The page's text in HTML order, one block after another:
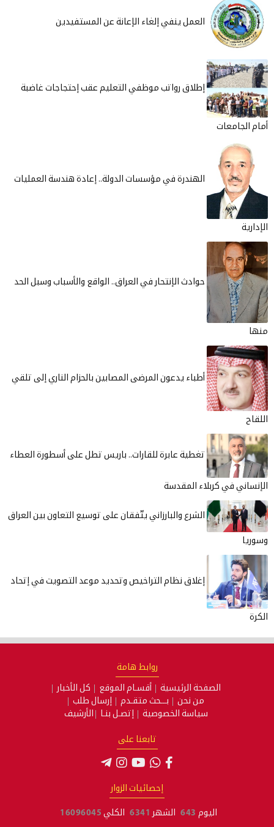
العمل ينفي إلغاء الإعانة عن المستفيدين
إطلاق رواتب موظفي التعليم عقب إحتجاجات غاضبة
أمام الجامعات
الهندرة في مؤسسات الدولة.. إعادة هندسة العمليات
الإدارية
حوادث الإنتحار في العراق.. الواقع والأسباب وسبل الحد
منها
أطباء يدعون المرضى المصابين بالحزام الناري إلى تلقي
اللقاح
تغطية عابرة للقارات.. باريس تطل على أسطورة العطاء
الإنساني في كربلاء المقدسة
الشرع والبارزاني يتّفقان على توسيع التعاون بين العراق
وسوريا
إغلاق نظام التراخيص وتحديد موعد التصويت في إتحاد
الكرة
روابط هامة
الصفحة الرئيسية أقسـام الموقع
كل الأخبار
من نحن
بـــحث متقـدم
إرسال طلب
سياسة الخصوصية
إتصـل بنـا الأرشيف
تابعنا على
إحصائيات الزوار
اليوم 643 الشهر 6341 الكلي 16096045